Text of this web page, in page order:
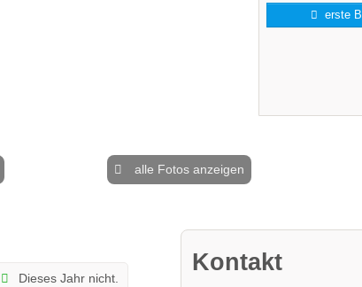
alle Fotos anzeigen
erste
Dieses Jahr nicht.
Kontakt